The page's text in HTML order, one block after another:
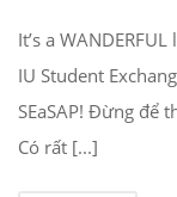
It’s a WANDERFUL
IU Student
SEaSAP! Đừng để
Có rất [...]